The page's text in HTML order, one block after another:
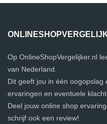
Op OnlineShopVergelijker.nl
van Nederland.
Dit geeft jou in één oogopslag
ervaringen en eventuele
Deel jouw online shop
schrijf ook een review!